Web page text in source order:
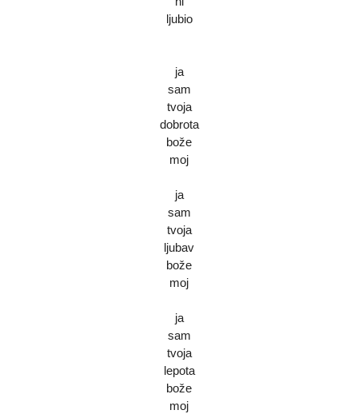
ljubio
ja
sam
tvoja
dobrota
bože
moj
ja
sam
tvoja
ljubav
bože
moj
ja
sam
tvoja
lepota
bože
moj